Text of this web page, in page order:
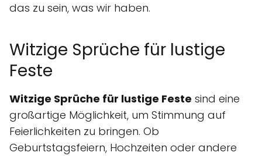
das zu sein, was wir haben.
Witzige Sprüche für lustige
Feste
Witzige Sprüche für lustige Feste sind eine
großartige Möglichkeit, um Stimmung auf
Feierlichkeiten zu bringen. Ob
Geburtstagsfeiern, Hochzeiten oder andere